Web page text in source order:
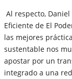
Al respecto,
Eficiente de El
las mejores
sustentable nos
apostar por un
integrado a una